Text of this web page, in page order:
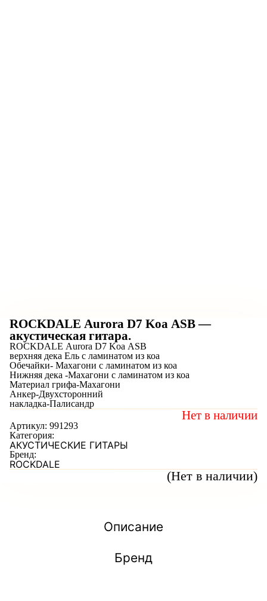
ROCKDALE Aurora D7 Koa ASB —
акустическая гитара.
(Нет в наличии)
ROCKDALE Aurora D7 Koa ASB
верхняя дека Ель с ламинатом из коа
Обечайки- Махагони с ламинатом из коа
Нижняя дека -Махагони с ламинатом из коа
Материал грифа-Махагони
Анкер-Двухсторонний
накладка-Палисандр
Нет в наличии
Артикул: 991293
Категория:
АКУСТИЧЕСКИЕ ГИТАРЫ
Бренд:
ROCKDALE
Описание
Бренд